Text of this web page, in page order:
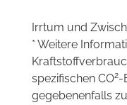
Irrtum und
* Weitere
spezifischen CO2-
gegebenenfalls